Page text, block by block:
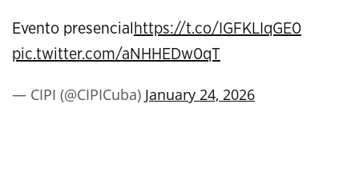
Evento presencial https://t.co/IGFKLIqGE0
pic.twitter.com/aNHHEDw0qT
— CIPI (@CIPICuba) January 24, 2026